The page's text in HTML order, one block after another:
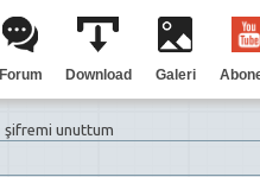
Forum Download Galeri
şifremi unuttum